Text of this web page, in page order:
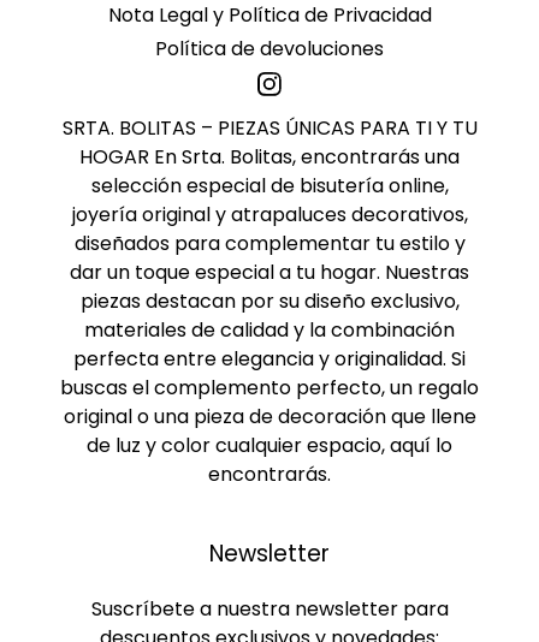
Nota Legal y Política de Privacidad
Política de devoluciones
SRTA. BOLITAS – PIEZAS ÚNICAS PARA TI Y TU
HOGAR En Srta. Bolitas, encontrarás una
selección especial de bisutería online,
joyería original y atrapaluces decorativos,
diseñados para complementar tu estilo y
dar un toque especial a tu hogar. Nuestras
piezas destacan por su diseño exclusivo,
materiales de calidad y la combinación
perfecta entre elegancia y originalidad. Si
buscas el complemento perfecto, un regalo
original o una pieza de decoración que llene
de luz y color cualquier espacio, aquí lo
encontrarás.
Newsletter
Suscríbete a nuestra newsletter para